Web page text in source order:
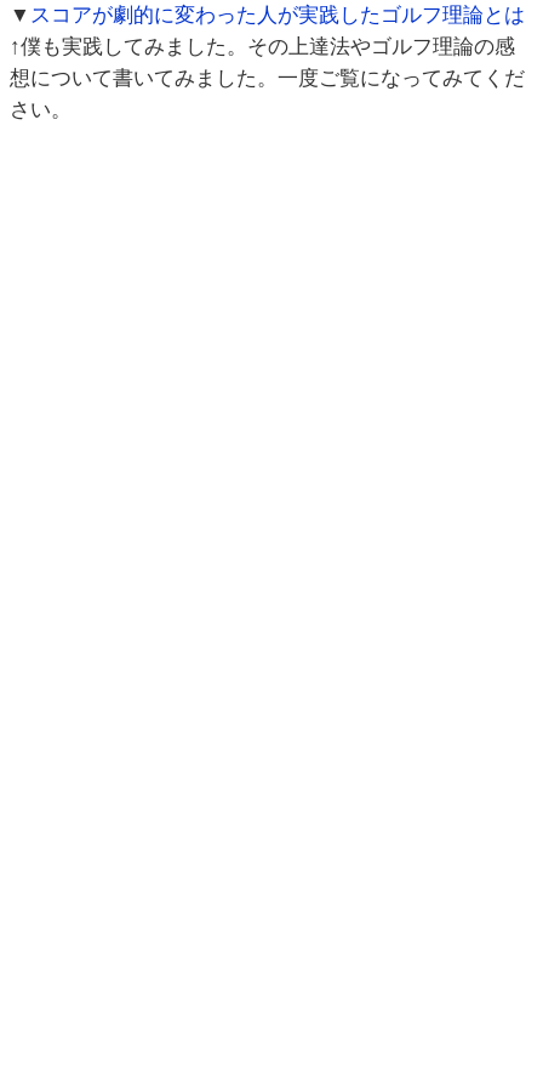
▼ スコアが劇的に変わった人が実践したゴルフ理論とは
↑僕も実践してみました。その上達法やゴルフ理論の感
想について書いてみました。一度ご覧になってみてくだ
さい。